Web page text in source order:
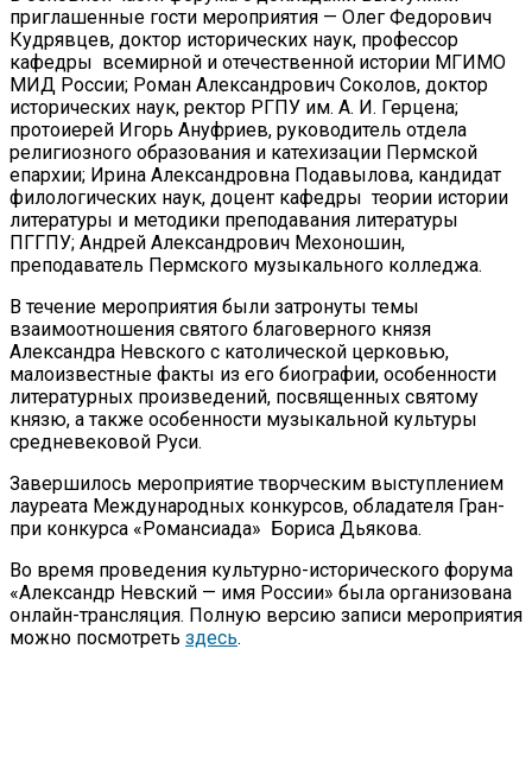
приглашенные гости мероприятия — Олег Федорович
Кудрявцев, доктор исторических наук, профессор
кафедры всемирной и отечественной истории МГИМО
МИД России; Роман Александрович Соколов, доктор
исторических наук, ректор РГПУ им. А. И. Герцена;
протоиерей Игорь Ануфриев, руководитель отдела
религиозного образования и катехизации Пермской
епархии; Ирина Александровна Подавылова, кандидат
филологических наук, доцент кафедры теории истории
литературы и методики преподавания литературы
ПГГПУ; Андрей Александрович Мехоношин,
преподаватель Пермского музыкального колледжа.
В течение мероприятия были затронуты темы
взаимоотношения святого благоверного князя
Александра Невского с католической церковью,
малоизвестные факты из его биографии, особенности
литературных произведений, посвященных святому
князю, а также особенности музыкальной культуры
средневековой Руси.
Завершилось мероприятие творческим выступлением
лауреата Международных конкурсов, обладателя Гран-
при конкурса «Романсиада» Бориса Дьякова.
Во время проведения культурно-исторического форума
«Александр Невский — имя России» была организована
онлайн-трансляция. Полную версию записи мероприятия
можно посмотреть здесь.